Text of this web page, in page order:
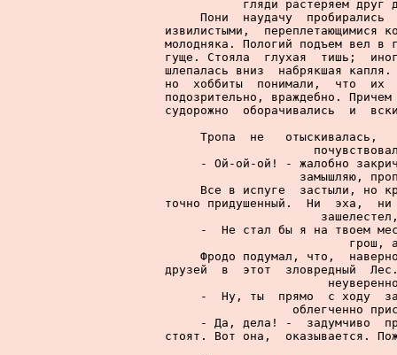
гляди растеряем друг
Пони  наудачу  пробирались
извилистыми,  переплетающимися
молодняка. Пологий подъем вел
гуще. Стояла  глухая  тишь;
шлепалась вниз  набрякшая
но  хоббиты  понимали,  что  их
подозрительно, враждебно.
судорожно  оборачивались  и
Тропа  не   отыскивалась,
- Ой-ой-ой! - жалобно
замышляю,
Все в испуге  застыли, но
точно придушенный.  Ни  эха,
-  Не стал бы я на твоем
грош,
Фродо подумал, что,
друзей  в  этот  зловредный
-  Ну, ты  прямо  с ходу
облегченно
- Да, дела! -  задумчиво
стоят. Вот она,  оказывается.